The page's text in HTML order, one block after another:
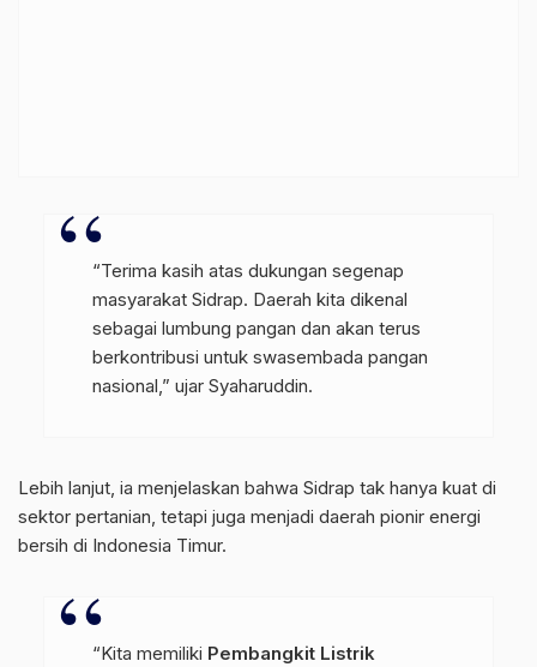
“Terima kasih atas dukungan segenap
masyarakat Sidrap. Daerah kita dikenal
sebagai lumbung pangan dan akan terus
berkontribusi untuk swasembada pangan
nasional,” ujar Syaharuddin.
Lebih lanjut, ia menjelaskan bahwa Sidrap tak hanya kuat di
sektor pertanian, tetapi juga menjadi daerah pionir energi
bersih di Indonesia Timur.
“Kita memiliki Pembangkit Listrik